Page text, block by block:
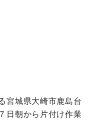
宮城県大崎市鹿島台
日朝から片付け作業